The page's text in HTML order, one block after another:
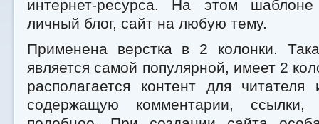
интернет-ресурса. На этом
личный блог, сайт на любую тему.
Применена верстка в 2 колонки.
является самой популярной, имеет 2
располагается контент для читателя
содержащую комментарии,